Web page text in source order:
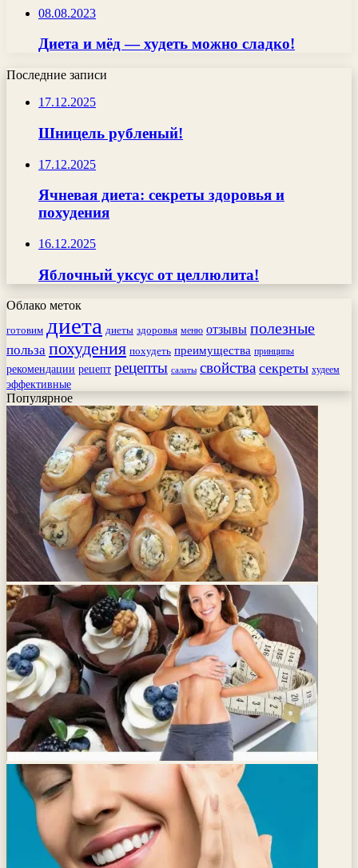
08.08.2023
Диета и мёд — худеть можно сладко!
Последние записи
17.12.2025
Шницель рубленый!
17.12.2025
Ячневая диета: секреты здоровья и
похудения
16.12.2025
Яблочный уксус от целлюлита!
Облако меток
готовим диета диеты здоровья меню отзывы полезные
польза похудения похудеть преимущества принципы
рекомендации рецепт рецепты салаты свойства секреты худеем
эффективные
Популярное